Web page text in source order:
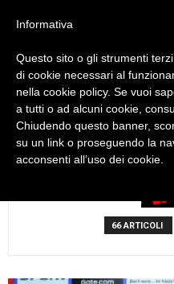
Home Autori Articoli di Lupin
Lupin
66 ARTICOLI
Informativa
Questo sito o gli strumenti
di cookie necessari al
nella cookie policy. Se vuoi
a tutti o ad alcuni cookie,
Chiudendo questo banner,
su un link o proseguendo la
acconsenti all’uso dei cookie.